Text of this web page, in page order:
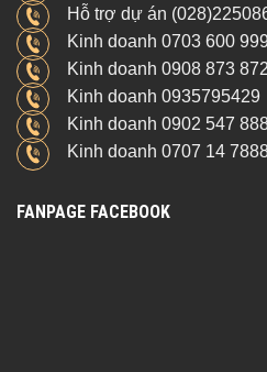
Hỗ trợ dự án
Kinh doanh 0703 600
Kinh doanh 0908 873 872
Kinh doanh 0935795429
Kinh doanh 0902 547
Kinh doanh 0707 14
FANPAGE FACEBOOK